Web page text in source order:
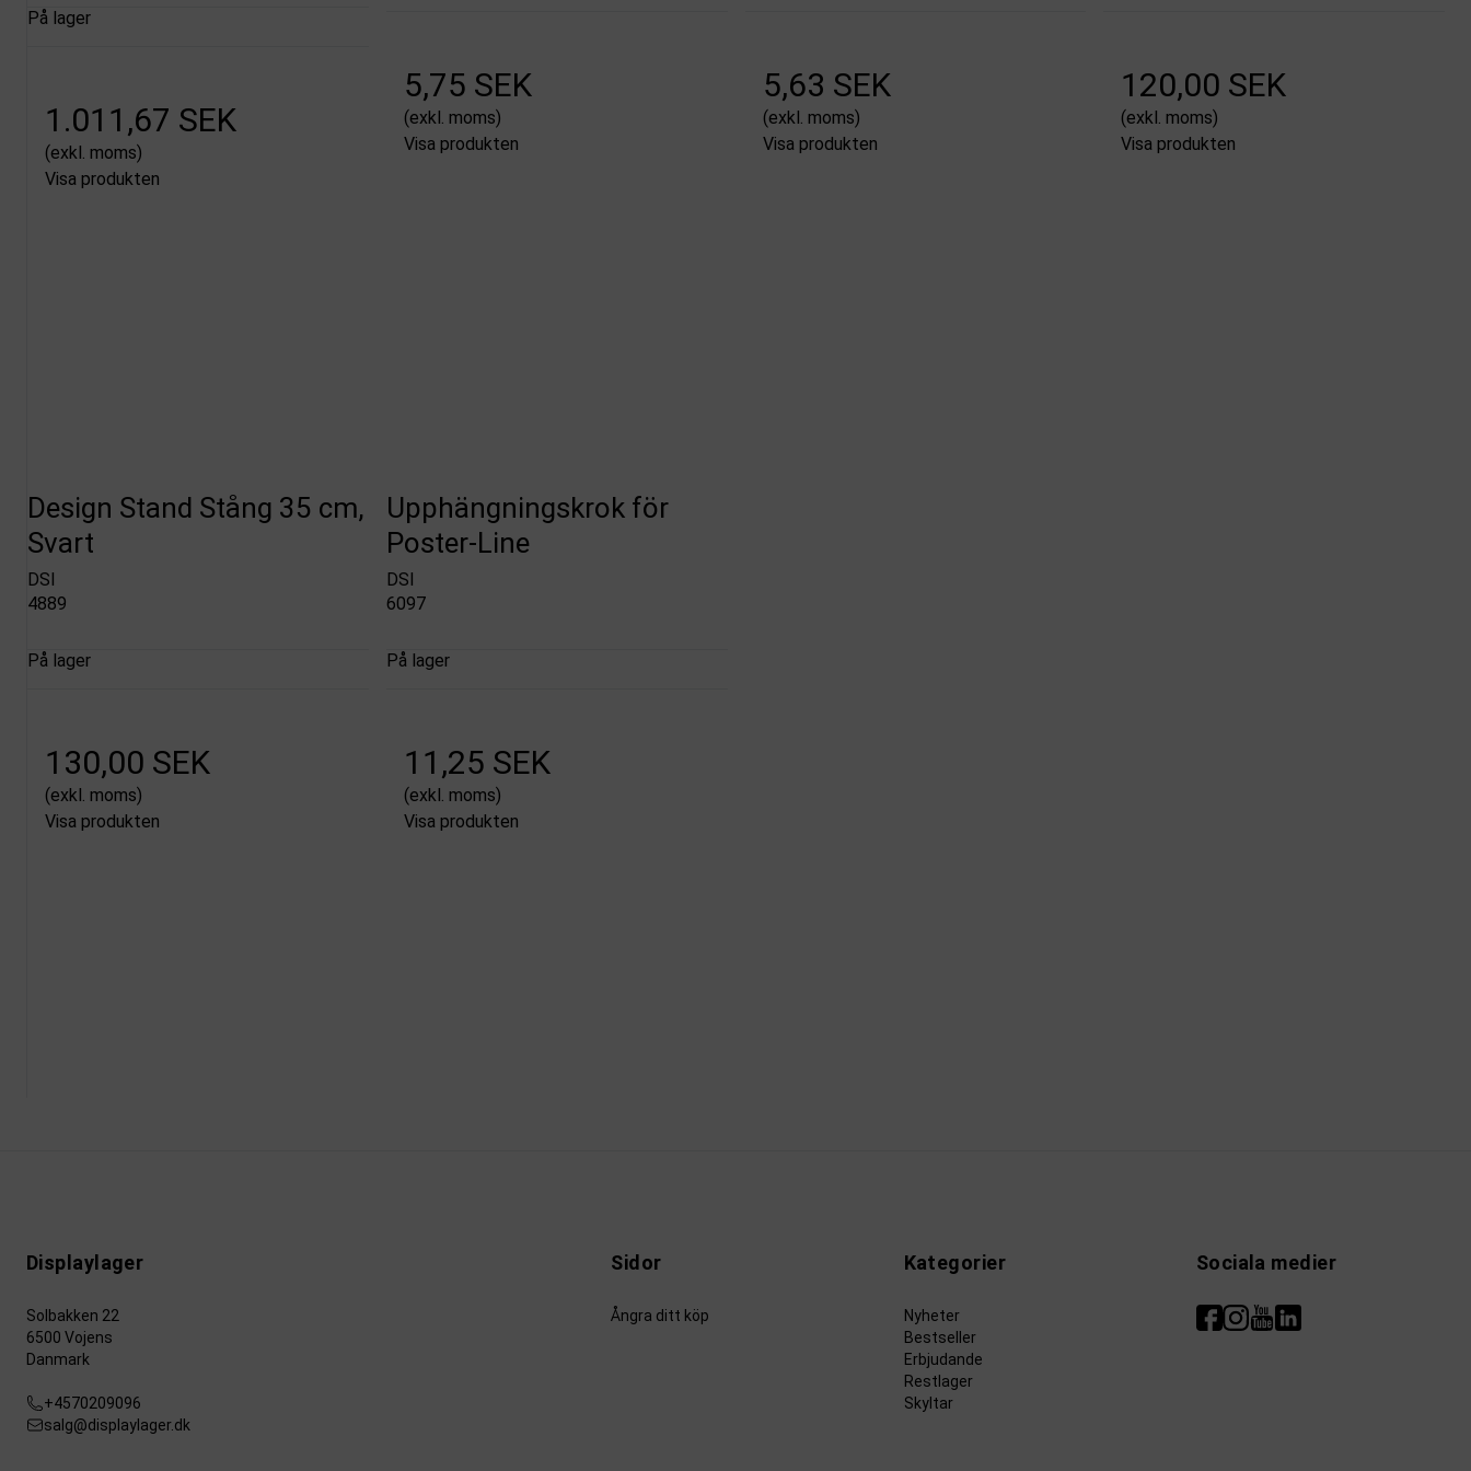
På lager
1.011,67 SEK
(exkl. moms)
Visa produkten
5,75 SEK
(exkl. moms)
Visa produkten
5,63 SEK
(exkl. moms)
Visa produkten
120,00 SEK
(exkl. moms)
Visa produkten
Design Stand Stång 35 cm,
Svart
DSI
4889
På lager
130,00 SEK
(exkl. moms)
Visa produkten
Upphängningskrok för
Poster-Line
DSI
6097
På lager
11,25 SEK
(exkl. moms)
Visa produkten
Displaylager
Solbakken 22
6500 Vojens
Danmark
+4570209096
salg@displaylager.dk
Sidor
Ångra ditt köp
Kategorier
Nyheter
Bestseller
Erbjudande
Restlager
Skyltar
Sociala medier